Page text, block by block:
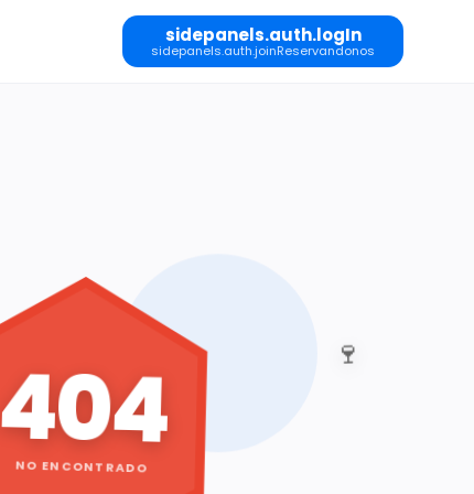
sidepanels.auth.logIn
sidepanels.auth.joinReservandonos
🍷
404
NO ENCONTRADO